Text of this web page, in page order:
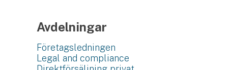
Avdelningar
Företagsledningen
Legal and compliance